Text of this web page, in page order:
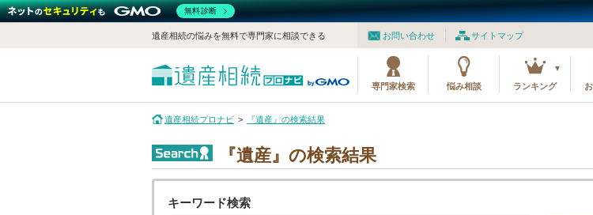
お問い合わせ サイトマップ
遺産相続の悩みを無料で専門家に相談できる
専門家検索 悩み相談 ランキング
遺産相続プロナビ 『遺産』の検索結果
『遺産』の検索結果
キーワード検索
無料診断